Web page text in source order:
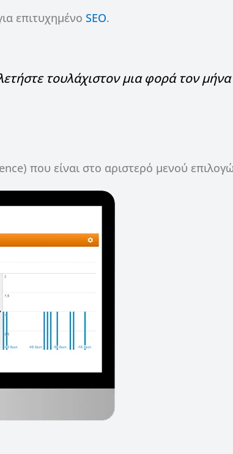
επιτυχημένο SEO.
τουλάχιστον μια φορά τον
που είναι στο αριστερό μενού